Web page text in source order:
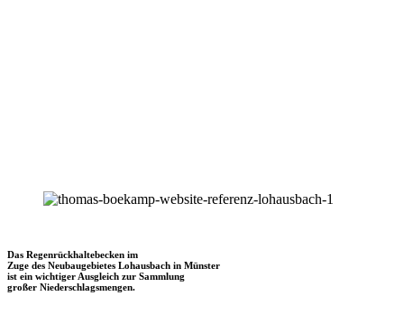
Das Regenrückhaltebecken im
Zuge des Neubaugebietes Lohausbach in Münster
ist ein wichtiger Ausgleich zur Sammlung
großer Niederschlagsmengen.